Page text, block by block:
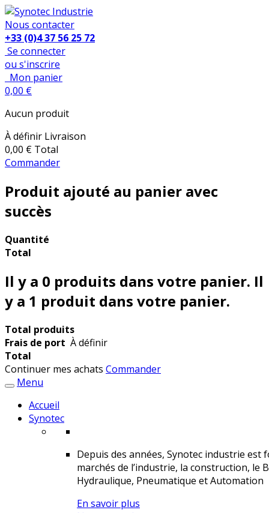
Nous contacter
+33 (0)4 37 56 25 72
Se connecter
ou s'inscrire
Mon panier
0,00 €
Aucun produit
À définir Livraison
0,00 € Total
Commander
Produit ajouté au panier avec
succès
Quantité
Total
Il y a 0 produits dans votre panier. Il
y a 1 produit dans votre panier.
Total produits
Frais de port À définir
Total
Continuer mes achats Commander
Menu
Accueil
Synotec
Depuis des années, Synotec industrie
marchés de l’industrie, la construction, le
Hydraulique, Pneumatique et Automation
En savoir plus